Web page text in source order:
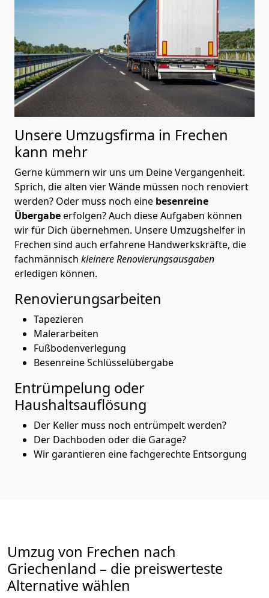
Unsere Umzugsfirma in Frechen
kann mehr
Gerne kümmern wir uns um Deine Vergangenheit.
Sprich, die alten vier Wände müssen noch renoviert
werden? Oder muss noch eine besenreine
Übergabeerfolgen? Auch diese Aufgaben können
wir für Dich übernehmen. Unsere Umzugshelfer in
Frechen sind auch erfahrene Handwerkskräfte, die
fachmännisch kleinere Renovierungsausgaben
erledigen können.
Renovierungsarbeiten
Tapezieren
Malerarbeiten
Fußbodenverlegung
Besenreine Schlüsselübergabe
Entrümpelung oder
Haushaltsauflösung
Der Keller muss noch entrümpelt werden?
Der Dachboden oder die Garage?
Wir garantieren eine fachgerechte Entsorgung
Umzug von Frechen nach
Griechenland – die preiswerteste
Alternative wählen